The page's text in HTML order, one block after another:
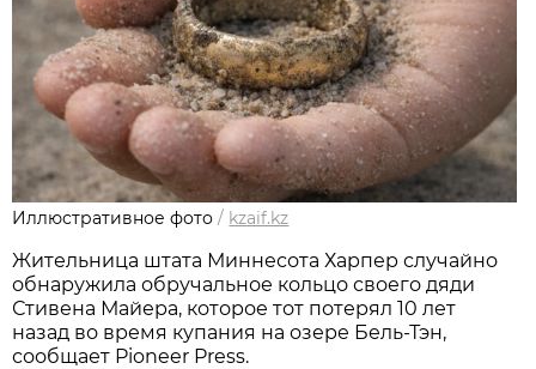
Иллюстративное фото / kzaif.kz
Жительница штата Миннесота Харпер случайно
обнаружила обручальное кольцо своего дяди
Стивена Майера, которое тот потерял 10 лет
назад во время купания на озере Бель-Тэн,
сообщает Pioneer Press.